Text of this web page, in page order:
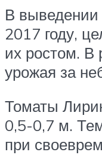
В выведении
2017 году,
их ростом. В
урожая за
Томаты
0,5-0,7 м.
при